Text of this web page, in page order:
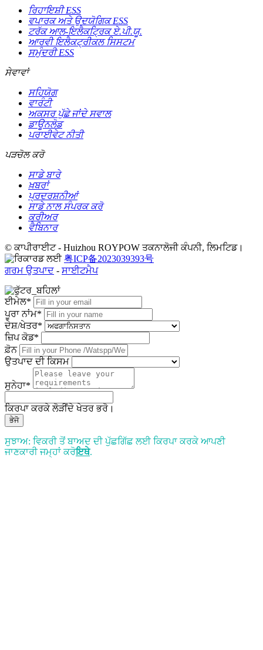
ਰਿਹਾਇਸ਼ੀ ESS
ਵਪਾਰਕ ਅਤੇ ਉਦਯੋਗਿਕ ESS
ਟਰੱਕ ਆਲ-ਇਲੈਕਟ੍ਰਿਕ ਏ.ਪੀ.ਯੂ.
ਆਰਵੀ ਇਲੈਕਟ੍ਰੀਕਲ ਸਿਸਟਮ
ਸਮੁੰਦਰੀ ESS
ਸੇਵਾਵਾਂ
ਸਹਿਯੋਗ
ਵਾਰੰਟੀ
ਅਕਸਰ ਪੁੱਛੇ ਜਾਂਦੇ ਸਵਾਲ
ਡਾਊਨਲੋਡ
ਪਰਾਈਵੇਟ ਨੀਤੀ
ਪੜਚੋਲ ਕਰੋ
ਸਾਡੇ ਬਾਰੇ
ਖ਼ਬਰਾਂ
ਪ੍ਰਦਰਸ਼ਨੀਆਂ
ਸਾਡੇ ਨਾਲ ਸੰਪਰਕ ਕਰੋ
ਕਰੀਅਰ
ਵੈਬਿਨਾਰ
© ਕਾਪੀਰਾਈਟ - Huizhou ROYPOW ਤਕਨਾਲੋਜੀ ਕੰਪਨੀ, ਲਿਮਟਿਡ।
粤ICP备2023039393号
ਗਰਮ ਉਤਪਾਦ - ਸਾਈਟਮੈਪ
ਈਮੇਲ*
ਪੂਰਾ ਨਾਂਮ*
ਦੇਸ਼/ਖੇਤਰ*
ਜ਼ਿਪ ਕੋਡ*
ਫ਼ੋਨ
ਉਤਪਾਦ ਦੀ ਕਿਸਮ
ਸੁਨੇਹਾ*
ਕਿਰਪਾ ਕਰਕੇ ਲੋੜੀਂਦੇ ਖੇਤਰ ਭਰੋ।
ਭੇਜੋ
ਸੁਝਾਅ: ਵਿਕਰੀ ਤੋਂ ਬਾਅਦ ਦੀ ਪੁੱਛਗਿੱਛ ਲਈ ਕਿਰਪਾ ਕਰਕੇ ਆਪਣੀ
ਜਾਣਕਾਰੀ ਜਮ੍ਹਾਂ ਕਰੋਇਥੇ.